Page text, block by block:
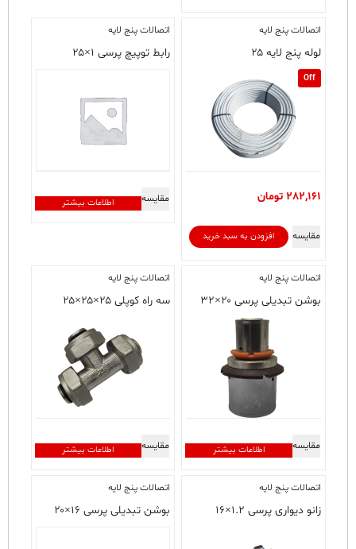
اتصالات پنج لایه
لوله پنج لایه ۲۵
Off
282,161 تومان
افزودن به سبد خرید مقایسه
اتصالات پنج لایه
رابط توپیچ پرسی ۱×۲۵
اطلاعات بیشتر مقایسه
اتصالات پنج لایه
بوشن تبدیلی پرسی ۲۰×۳۲
اطلاعات بیشتر مقایسه
اتصالات پنج لایه
سه راه کوپلی ۲۵×۲۵×۲۵
اطلاعات بیشتر مقایسه
اتصالات پنج لایه
زانو دیواری پرسی ۱.۲×۱۶
اتصالات پنج لایه
بوشن تبدیلی پرسی ۱۶×۲۰